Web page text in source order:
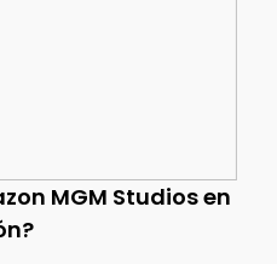
MGM Studios en